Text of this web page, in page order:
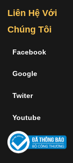
Liên Hệ Với
Chúng Tôi
Facebook
Google
Twiter
Youtube